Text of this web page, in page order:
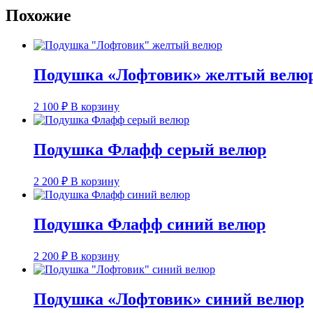
Похожие
Подушка «Лофтовик» желтый
2 100 ₽ В корзину
Подушка Флафф серый велюр
2 200 ₽ В корзину
Подушка Флафф синий велюр
2 200 ₽ В корзину
Подушка «Лофтовик» синий велюр